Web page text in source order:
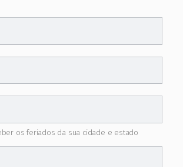
os feriados da sua cidade e estado